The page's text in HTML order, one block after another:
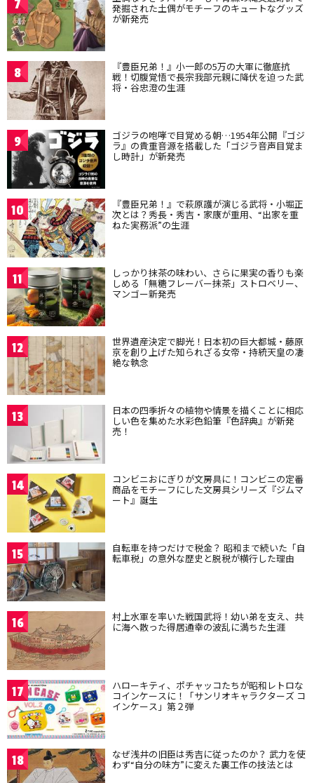
7 発掘された土偶がモチーフのキュートなグッズ
が新発売
8 『豊臣兄弟！』小一郎の5万の大軍に徹底抗
戦！切腹覚悟で長宗我部元親に降伏を迫った武
将・谷忠澄の生涯
9 ゴジラの咆哮で目覚める朝…1954年公開『ゴジ
ラ』の貴重音源を搭載した「ゴジラ音声目覚ま
し時計」が新発売
10 『豊臣兄弟！』で萩原護が演じる武将・小堀正
次とは？秀長・秀吉・家康が重用、“出家を重
ねた実務派”の生涯
11 しっかり抹茶の味わい、さらに果実の香りも楽
しめる「無糖フレーバー抹茶」ストロベリー、
マンゴー新発売
12 世界遺産決定で脚光！日本初の巨大都城・藤原
京を創り上げた知られざる女帝・持統天皇の凄
絶な執念
13 日本の四季折々の植物や情景を描くことに相応
しい色を集めた水彩色鉛筆『色辞典』が新発
売！
14 コンビニおにぎりが文房具に！コンビニの定番
商品をモチーフにした文房具シリーズ『ジムマ
ート』誕生
15 自転車を持つだけで税金？ 昭和まで続いた「自
転車税」の意外な歴史と脱税が横行した理由
16 村上水軍を率いた戦国武将！幼い弟を支え、共
に海へ散った得居通幸の波乱に満ちた生涯
17 ハローキティ、ポチャッコたちが昭和レトロな
コインケースに！「サンリオキャラクターズ コ
インケース」第２弾
18 なぜ浅井の旧臣は秀吉に従ったのか？ 武力を使
わず“自分の味方”に変えた裏工作の技法とは